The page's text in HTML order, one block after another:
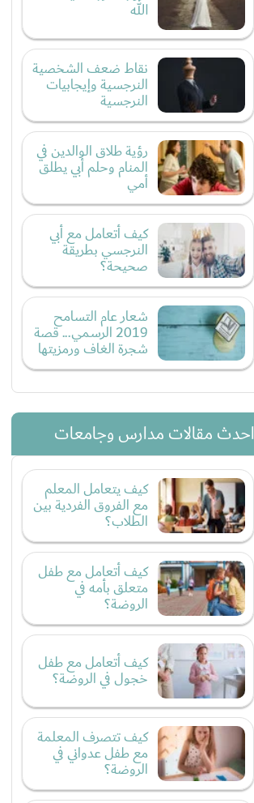
الله
نقاط ضعف الشخصية
النرجسية وإيجابيات
النرجسية
رؤية طلاق الوالدين في
المنام وحلم أبي يطلق
أمي
كيف أتعامل مع أبي
النرجسي بطريقة
صحيحة؟
شعار عام التسامح
2019 الرسمي... قصة
شجرة الغاف ورمزيتها
احدث مقالات مدارس وجامعات
كيف يتعامل المعلم
مع الفروق الفردية بين
الطلاب؟
كيف أتعامل مع طفل
متعلق بأمه في
الروضة؟
كيف أتعامل مع طفل
خجول في الروضة؟
كيف تتصرف المعلمة
مع طفل عدواني في
الروضة؟